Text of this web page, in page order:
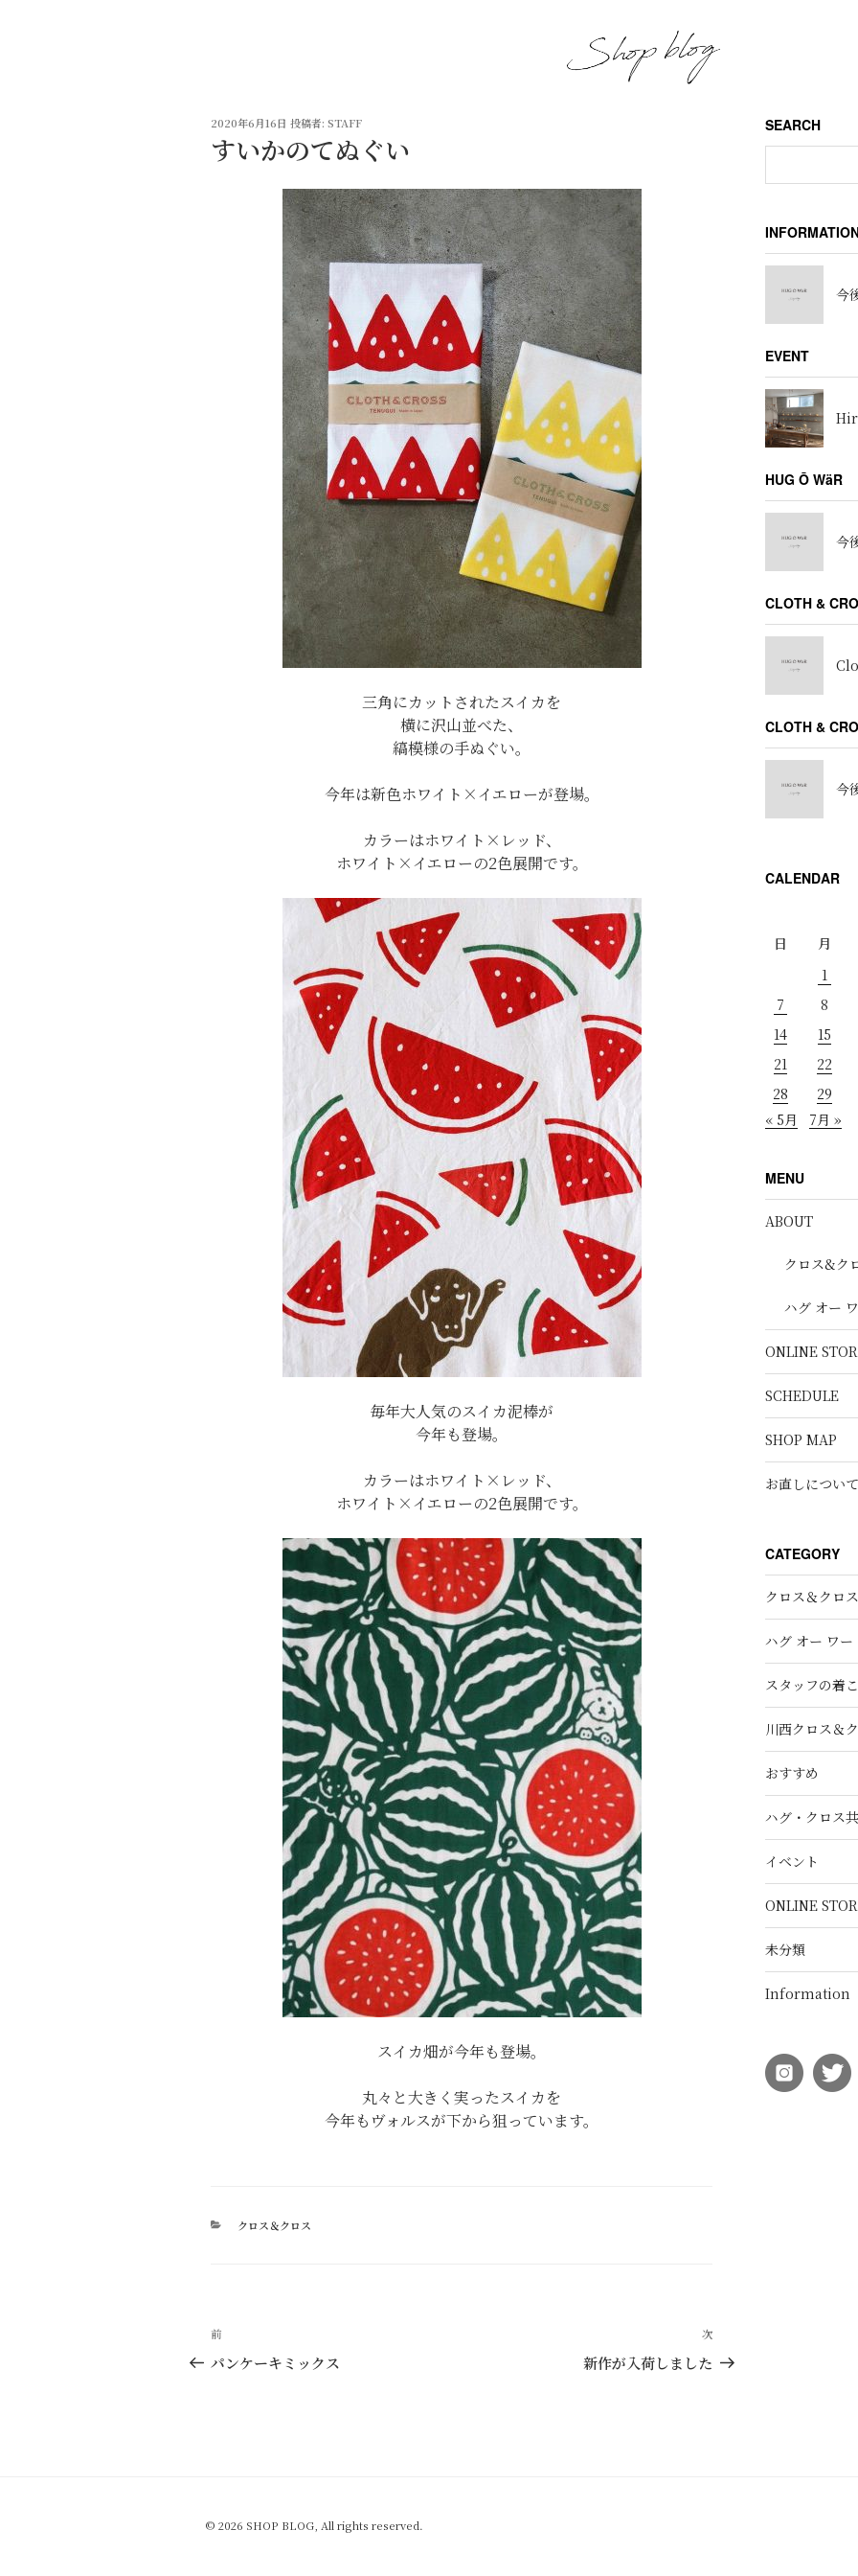
投
日:
2020年6月16日 投稿者: STAFF
すいかのてぬぐい
三角にカットされたスイカを
横に沢山並べた、
縞模様の手ぬぐい。
今年は新色ホワイト×イエローが登場。
カラーはホワイト×レッド、
ホワイト×イエローの2色展開です。
毎年大人気のスイカ泥棒が
今年も登場。
カラーはホワイト×レッド、
ホワイト×イエローの2色展開です。
スイカ畑が今年も登場。
丸々と大きく実ったスイカを
今年もヴォルスが下から狙っています。
カ
クロス＆クロス
投
稿
シ
過
去
前
パンケーキミックス
次
の
次
新作が入荷しました
SEARCH
今
EVENT
HUG Ō WäR
今
CLOTH &
CLOTH &
今
CALENDAR
日
月
1
7
8
14
15
21
22
28
29
« 5月
7月 »
MENU
ABOUT
クロス&ク
ハグ オー
ONLINE
SCHEDULE
SHOP MAP
お直しについて
CATEGORY
クロス＆クロス
ハグ オー ワー
スタッフの着
川西クロス＆
おすすめ
ハグ・クロス
イベント
ONLINE
未分類
Information
© 2026 SHOP BLOG, All rights reserved.